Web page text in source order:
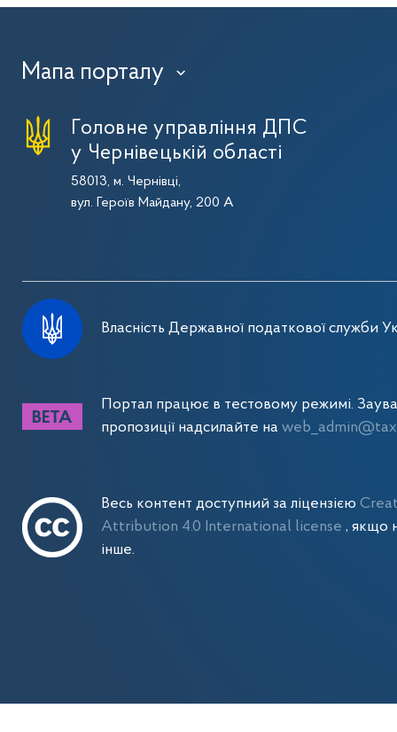
Мапа порталу ›
Головне управління ДПС
у Чернівецькій області
58013, м. Чернівці,
вул. Героїв Майдану, 200 А
Власність Державної податкової служби
Портал працює в тестовому режимі.
пропозиції надсилайте на
Весь контент доступний за ліцензією
Attribution 4.0 International license, якщо
інше.